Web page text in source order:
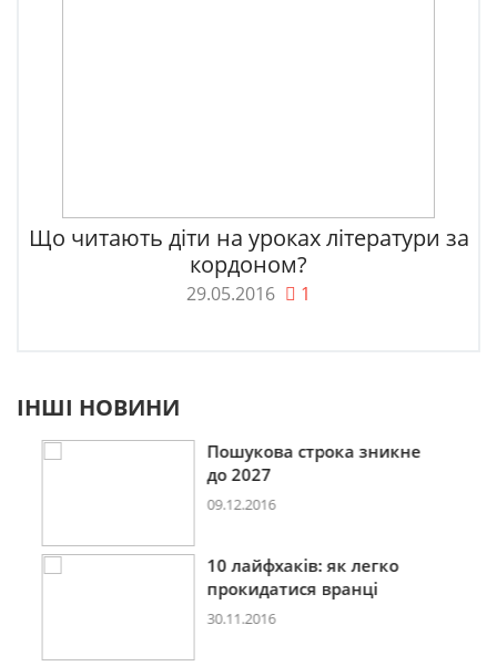
Що читають діти на уроках літератури за
кордоном?
29.05.2016 1
ІНШІ НОВИНИ
Пошукова строка зникне
до 2027
09.12.2016
10 лайфхаків: як легко
прокидатися вранці
30.11.2016